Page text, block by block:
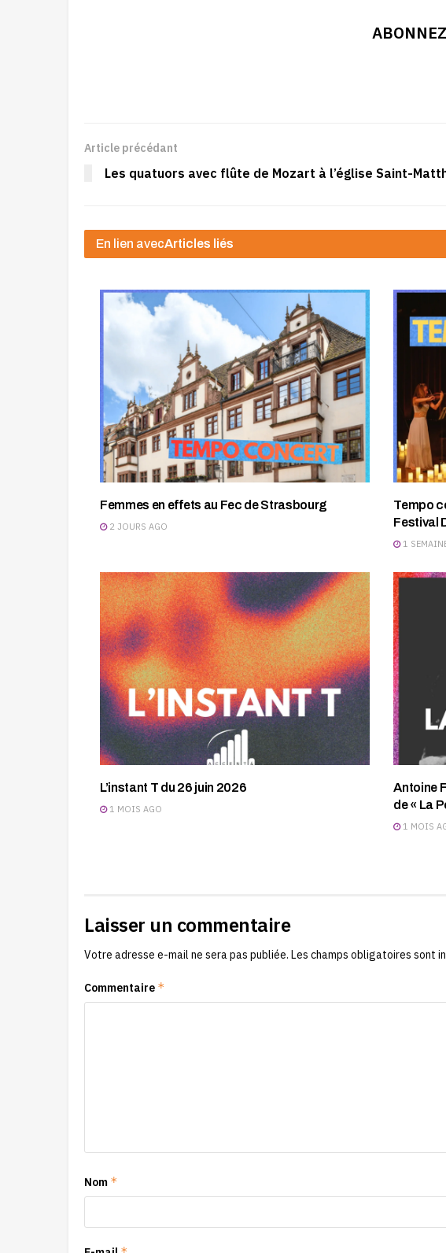
Article précédant
Les quatuors avec flûte de Mozart à l’église Saint-
En lien avecArticles liés
Femmes en effets au Fec de Strasbourg
2 JOURS AGO
Tempo
Festival
1
L’instant T du 26 juin 2026
1 MOIS AGO
Antoine
de « La
1 MOIS
Laisser un commentaire
Votre adresse e-mail ne sera pas publiée. Les champs obligatoires sont
Commentaire *
Nom *